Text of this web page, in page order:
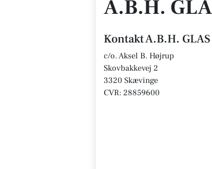
A.B.H.
Kontakt A.B.H.
c/o. Aksel B. Højrup
Skovbakkevej 2
3320 Skævinge
CVR: 28859600